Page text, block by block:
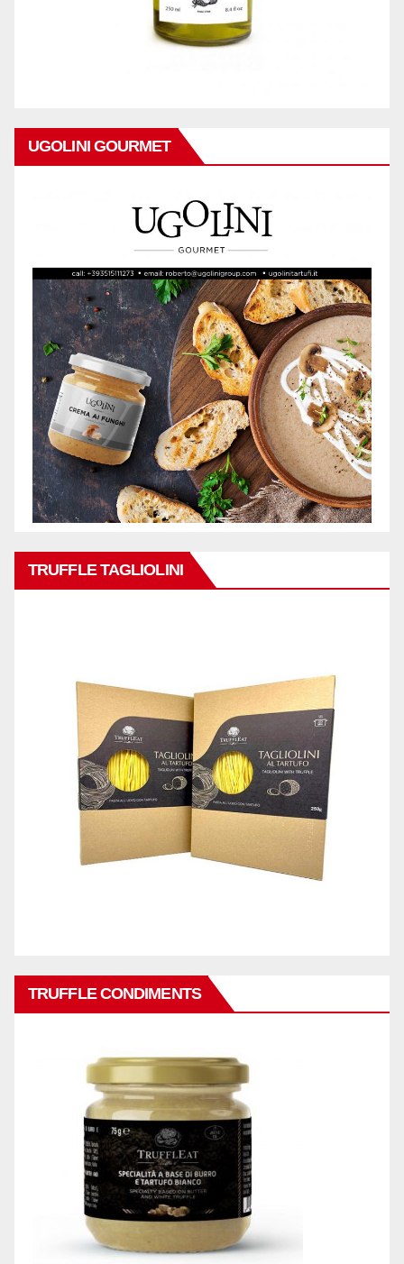
UGOLINI GOURMET
TRUFFLE TAGLIOLINI
TRUFFLE CONDIMENTS